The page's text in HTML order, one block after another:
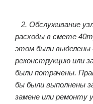
2. Обслуживание
расходы в смете
этом были выделены
реконструкцию или
были потрачены.
бы были выполнены
замене или ремонту